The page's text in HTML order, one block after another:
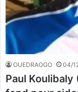
OUEDRAOGO 04/
Paul Koulibaly